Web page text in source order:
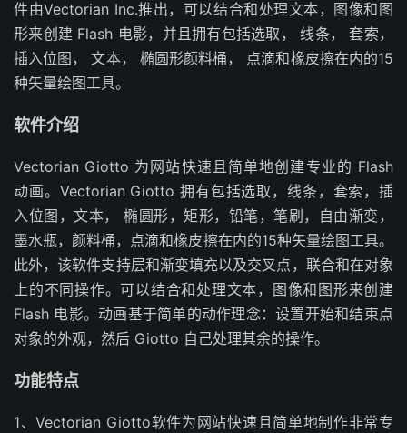
件由Vectorian Inc.推出，可以结合和处理文本，图像和图
形来创建 Flash 电影，并且拥有包括选取， 线条， 套索，
插入位图， 文本， 椭圆形颜料桶， 点滴和橡皮擦在内的15
种矢量绘图工具。
软件介绍
Vectorian Giotto 为网站快速且简单地创建专业的 Flash
动画。Vectorian Giotto 拥有包括选取，线条，套索，插
入位图，文本， 椭圆形，矩形，铅笔，笔刷，自由渐变，
墨水瓶，颜料桶，点滴和橡皮擦在内的15种矢量绘图工具。
此外，该软件支持层和渐变填充以及交叉点，联合和在对象
上的不同操作。可以结合和处理文本，图像和图形来创建
Flash 电影。动画基于简单的动作理念：设置开始和结束点
对象的外观，然后 Giotto 自己处理其余的操作。
功能特点
1、Vectorian Giotto软件为网站快速且简单地制作非常专